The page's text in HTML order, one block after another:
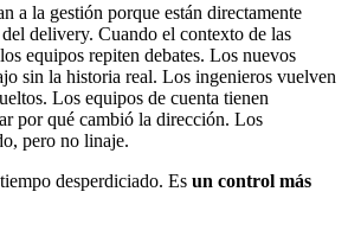
a la gestión porque están directamente
delivery. Cuando el contexto de las
equipos repiten debates. Los nuevos
sin la historia real. Los ingenieros vuelven
Los equipos de cuenta tienen
por qué cambió la dirección. Los
pero no linaje.
desperdiciado. Es un control más